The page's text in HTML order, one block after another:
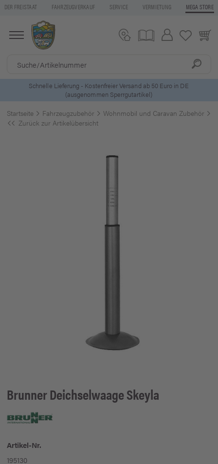
DER FREISTAAT FAHRZEUGVERKAUF SERVICE VERMIETUNG MEGA STORE
Schnelle Lieferung - Kostenfreier Versand ab 50 Euro in DE
(ausgenommen Sperrgutartikel)
Startseite Fahrzeugzubehör Wohnmobil und Caravan Zubehör
Zurück zur Artikelübersicht
BrunnerDeichselwaage Skeyla
Artikel-Nr.
195130